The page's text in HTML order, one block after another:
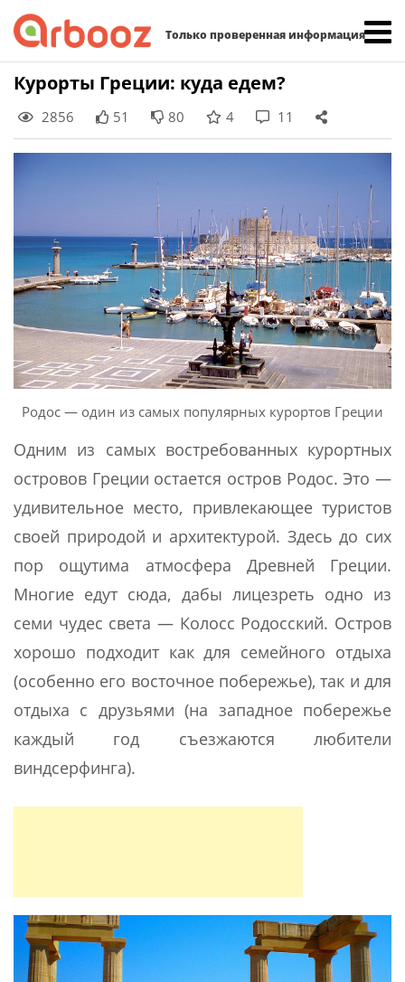
Только проверенная информация
Skip
to
content
Курорты Греции: куда едем?
2856 51 80 4 11
Родос — один из самых популярных курортов Греции
Одним из самых востребованных курортных
островов Греции остается остров Родос. Это —
удивительное место, привлекающее туристов
своей природой и архитектурой. Здесь до сих
пор ощутима атмосфера Древней Греции.
Многие едут сюда, дабы лицезреть одно из
семи чудес света — Колосс Родосский. Остров
хорошо подходит как для семейного отдыха
(особенно его восточное побережье), так и для
отдыха с друзьями (на западное побережье
каждый год съезжаются любители
виндсерфинга).
Найти: